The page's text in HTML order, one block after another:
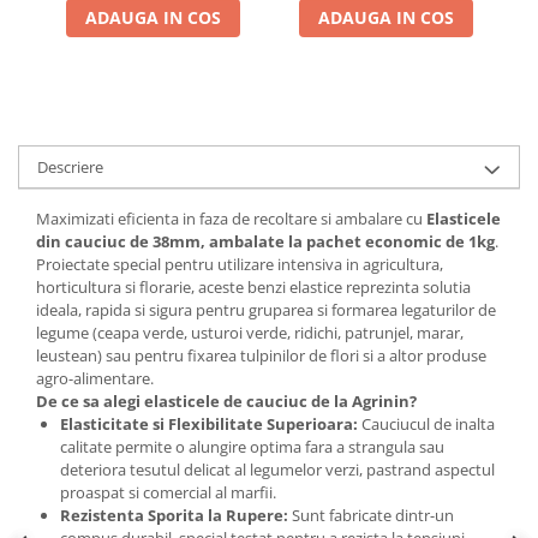
ADAUGA IN COS ADAUGA IN COS
Descriere
Maximizati eficienta in faza de recoltare si ambalare cu Elasticele
din cauciuc de 38mm, ambalate la pachet economic de 1kg.
Proiectate special pentru utilizare intensiva in agricultura,
horticultura si florarie, aceste benzi elastice reprezinta solutia
ideala, rapida si sigura pentru gruparea si formarea legaturilor de
legume (ceapa verde, usturoi verde, ridichi, patrunjel, marar,
leustean) sau pentru fixarea tulpinilor de flori si a altor produse
agro-alimentare.
De ce sa alegi elasticele de cauciuc de la Agrinin?
Elasticitate si Flexibilitate Superioara: Cauciucul de inalta
calitate permite o alungire optima fara a strangula sau
deteriora tesutul delicat al legumelor verzi, pastrand aspectul
proaspat si comercial al marfii.
Rezistenta Sporita la Rupere: Sunt fabricate dintr-un